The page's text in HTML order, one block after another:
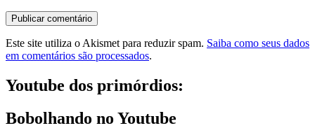
Este site utiliza o Akismet para reduzir spam. Saiba como seus dados
em comentários são processados.
Youtube dos primórdios:
Bobolhando no Youtube